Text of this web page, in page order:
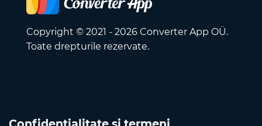
Copyright © 2021 - 2026 Converter App OÜ.
Toate drepturile rezervate.